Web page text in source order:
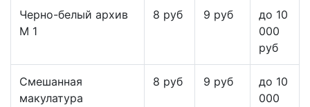
Черно-белый архив
М 1
8 руб 9 руб
до 10
000
руб
Смешанная
макулатура
8 руб 9 руб
до 10
000